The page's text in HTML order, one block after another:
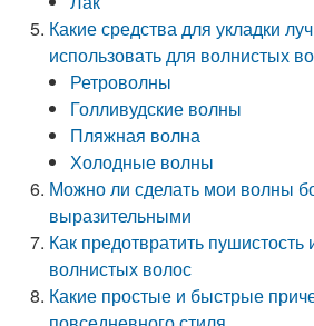
Какие средства для укладки
использовать для волнистых
Ретроволны
Голливудские волны
Пляжная волна
Холодные волны
Можно ли сделать мои волны
выразительными
Как предотвратить
волнистых волос
Какие простые и быстрые